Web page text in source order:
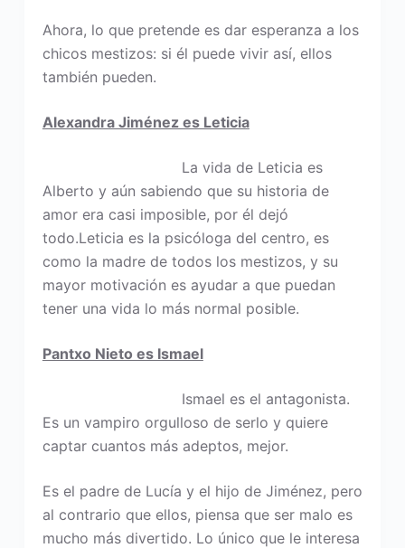
Ahora, lo que pretende es dar esperanza a los
chicos mestizos: si él puede vivir así, ellos
también pueden.
Alexandra Jiménez es Leticia
La vida de Leticia es
Alberto y aún sabiendo que su historia de
amor era casi imposible, por él dejó
todo.Leticia es la psicóloga del centro, es
como la madre de todos los mestizos, y su
mayor motivación es ayudar a que puedan
tener una vida lo más normal posible.
Pantxo Nieto es Ismael
Ismael es el antagonista.
Es un vampiro orgulloso de serlo y quiere
captar cuantos más adeptos, mejor.
Es el padre de Lucía y el hijo de Jiménez, pero
al contrario que ellos, piensa que ser malo es
mucho más divertido. Lo único que le interesa